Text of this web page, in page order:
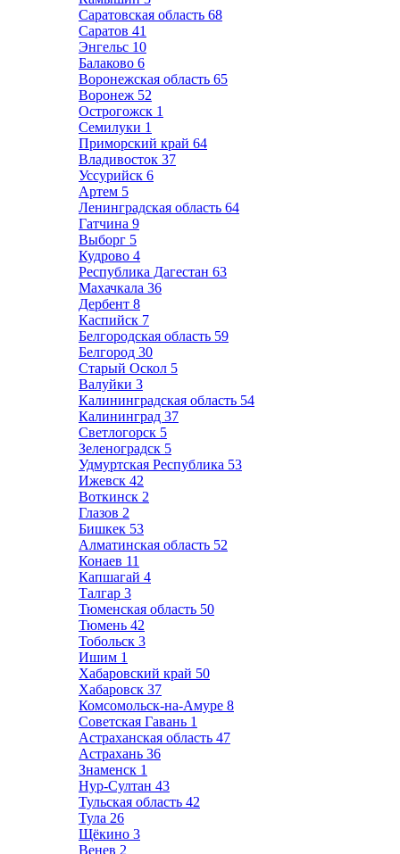
Саратовская область 68
Саратов 41
Энгельс 10
Балаково 6
Воронежская область 65
Воронеж 52
Острогожск 1
Семилуки 1
Приморский край 64
Владивосток 37
Уссурийск 6
Артем 5
Ленинградская область 64
Гатчина 9
Выборг 5
Кудрово 4
Республика Дагестан 63
Махачкала 36
Дербент 8
Каспийск 7
Белгородская область 59
Белгород 30
Старый Оскол 5
Валуйки 3
Калининградская область 54
Калининград 37
Светлогорск 5
Зеленоградск 5
Удмуртская Республика 53
Ижевск 42
Воткинск 2
Глазов 2
Бишкек 53
Алматинская область 52
Конаев 11
Капшагай 4
Талгар 3
Тюменская область 50
Тюмень 42
Тобольск 3
Ишим 1
Хабаровский край 50
Хабаровск 37
Комсомольск-на-Амуре 8
Советская Гавань 1
Астраханская область 47
Астрахань 36
Знаменск 1
Нур-Султан 43
Тульская область 42
Тула 26
Щёкино 3
Венев 2